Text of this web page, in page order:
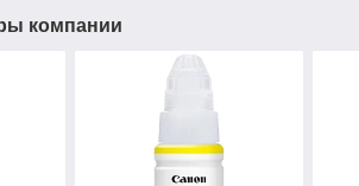
компании